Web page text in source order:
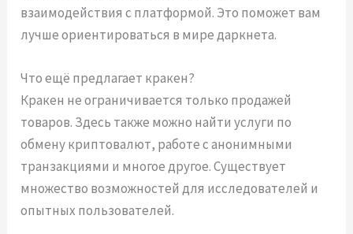
взаимодействия с платформой. Это поможет вам
лучше ориентироваться в мире даркнета.
Что ещё предлагает кракен?
Кракен не ограничивается только продажей
товаров. Здесь также можно найти услуги по
обмену криптовалют, работе с анонимными
транзакциями и многое другое. Существует
множество возможностей для исследователей и
опытных пользователей.